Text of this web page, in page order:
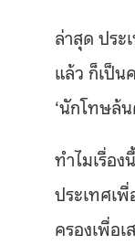
ล่าสุด ปร
แล้ว ก็เป็น
‘นักโทษล้
ทำไมเรื่อ
ประเทศเ
ครองเพื่อ